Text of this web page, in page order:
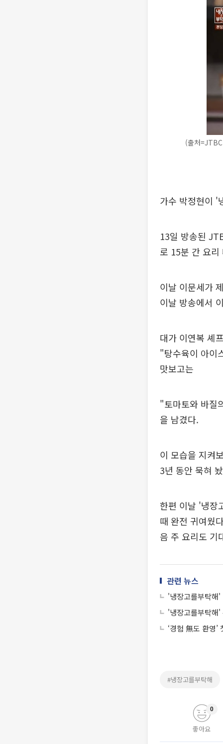
(출처
가수 박정현이 '
13일 방송된
로 15분 간 요리
이날 이문세가
이날 방송에서
대가 이연복 셰
"탕수육이 아이
맛보고는
"토마토와 바질
을 남겼다.
이 모습을 지켜
3년 동안 묵혀
한편 이날 '냉장
때 완전 귀여웠
음 주 요리도 기
관련 뉴스
'냉장고를부탁
'냉장고를부탁해
‘경험 無도 환영
#냉장고를부탁해
좋아요
0